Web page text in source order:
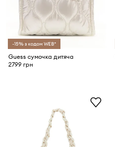
-15% з кодом WEB*
Guess сумочка дитяча
2799 грн